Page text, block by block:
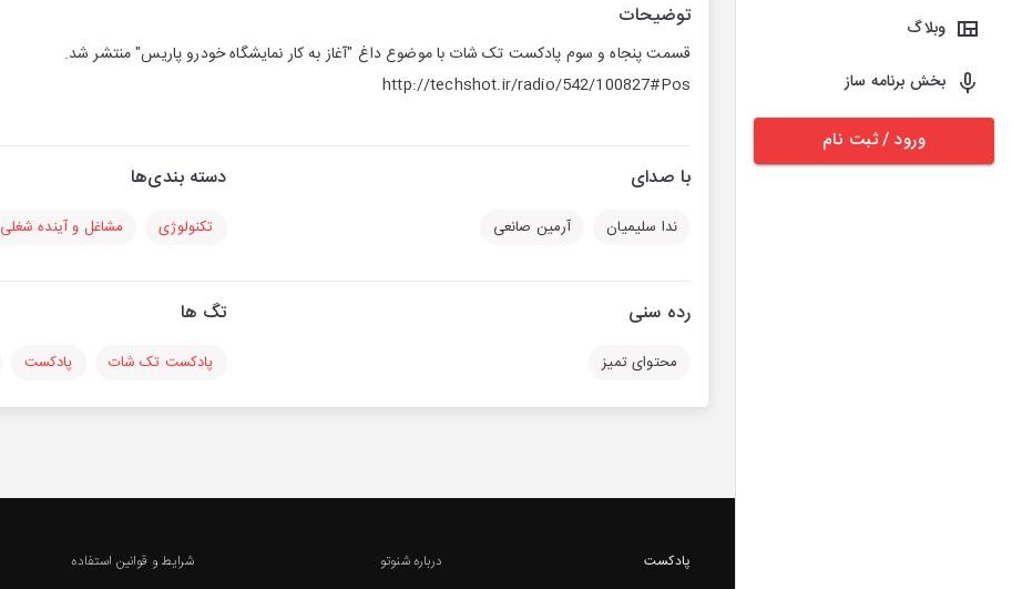
وبلاگ
بخش برنامه ساز
ورود / ثبت نام
توضیحات
قسمت پنجاه و سوم پادکست تک شات با موضوع داغ "آغاز به کار نمایشگاه خودرو پاریس" منتشر شد.
http://techshot.ir/radio/542/100827#Pos
با صدای
ندا سلیمیان آرمین صانعی
دسته بندی‌ها
تکنولوژی مشاغل و آینده شغلی
رده سنی
محتوای تمیز
تگ ها
پادکست تک شات پادکست
پادکست
درباره شنوتو
شرایط و قوانین استفاده